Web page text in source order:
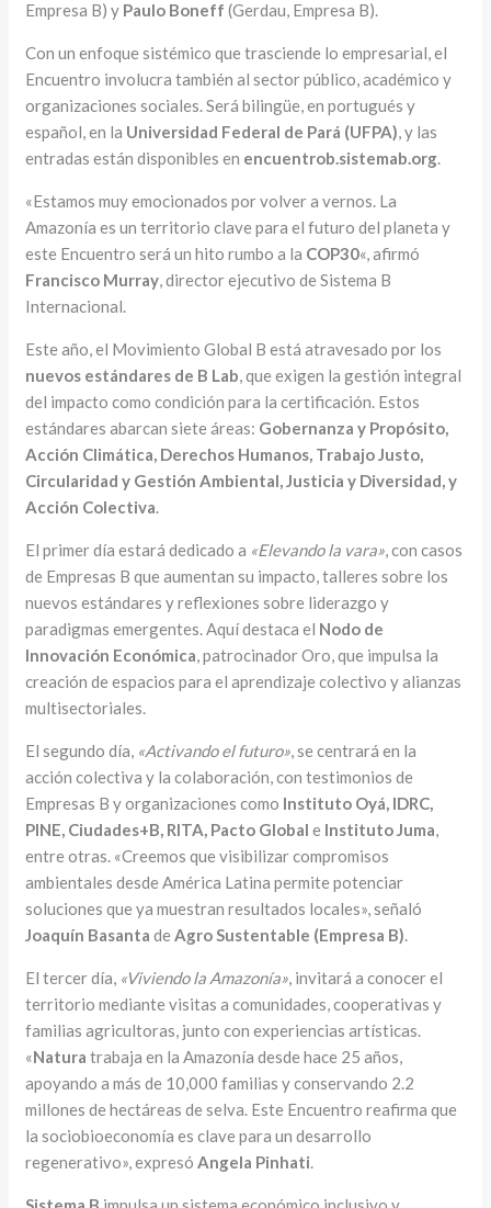
Empresa B) y Paulo Boneff (Gerdau, Empresa B).
Con un enfoque sistémico que trasciende lo empresarial, el
Encuentro involucra también al sector público, académico y
organizaciones sociales. Será bilingüe, en portugués y
español, en la Universidad Federal de Pará (UFPA), y las
entradas están disponibles en encuentrob.sistemab.org.
«Estamos muy emocionados por volver a vernos. La
Amazonía es un territorio clave para el futuro del planeta y
este Encuentro será un hito rumbo a la COP30«, afirmó
Francisco Murray, director ejecutivo de Sistema B
Internacional.
Este año, el Movimiento Global B está atravesado por los
nuevos estándares de B Lab, que exigen la gestión integral
del impacto como condición para la certificación. Estos
estándares abarcan siete áreas: Gobernanza y Propósito,
Acción Climática, Derechos Humanos, Trabajo Justo,
Circularidad y Gestión Ambiental, Justicia y Diversidad, y
Acción Colectiva.
El primer día estará dedicado a «Elevando la vara», con casos
de Empresas B que aumentan su impacto, talleres sobre los
nuevos estándares y reflexiones sobre liderazgo y
paradigmas emergentes. Aquí destaca el Nodo de
Innovación Económica, patrocinador Oro, que impulsa la
creación de espacios para el aprendizaje colectivo y alianzas
multisectoriales.
El segundo día, «Activando el futuro», se centrará en la
acción colectiva y la colaboración, con testimonios de
Empresas B y organizaciones como Instituto Oyá, IDRC,
PINE, Ciudades+B, RITA, Pacto Global e Instituto Juma,
entre otras. «Creemos que visibilizar compromisos
ambientales desde América Latina permite potenciar
soluciones que ya muestran resultados locales», señaló
Joaquín Basanta deAgro Sustentable (Empresa B).
El tercer día, «Viviendo la Amazonía», invitará a conocer el
territorio mediante visitas a comunidades, cooperativas y
familias agricultoras, junto con experiencias artísticas.
«Natura trabaja en la Amazonía desde hace 25 años,
apoyando a más de 10,000 familias y conservando 2.2
millones de hectáreas de selva. Este Encuentro reafirma que
la sociobioeconomía es clave para un desarrollo
regenerativo», expresóAngela Pinhati.